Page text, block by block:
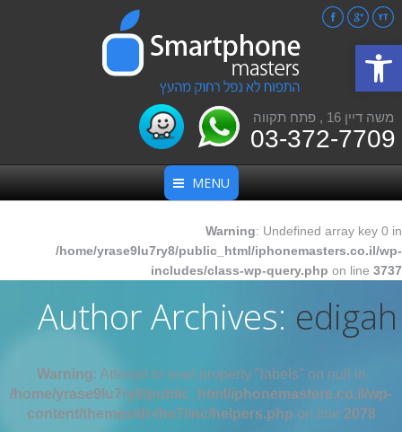
פתח סרגל נגישות
משה דיין 16 , פתח תקווה
03-372-7709
FacebookGoogle+
YouTube
MENU
Warning: Undefined array key 0 in
/home/yrase9lu7ry8/public_html/iphonemasters.co.il/wp-
includes/class-wp-query.php on line 3737
Author Archives: edigah
Warning: Attempt to read property "labels" on null in
/home/yrase9lu7ry8/public_html/iphonemasters.co.il/wp-
content/themes/dt-the7/inc/helpers.php on line 2078